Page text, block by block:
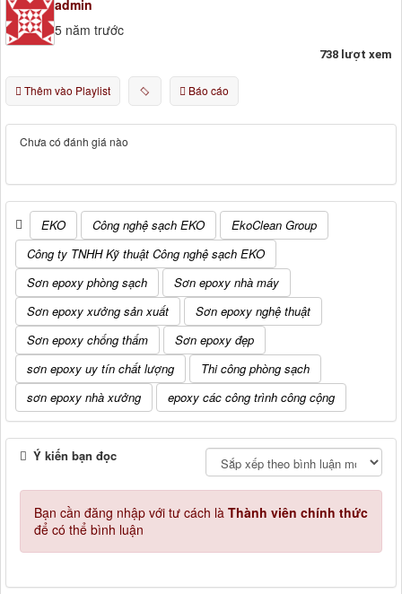
admin
5 năm trước
738 lượt xem
Thêm vào Playlist Báo cáo
Chưa có đánh giá nào
EKO Công nghệ sạch EKO
EkoClean Group
Công ty TNHH Kỹ thuật Công nghệ sạch EKO
Sơn epoxy phòng sạch
Sơn epoxy nhà máy
Sơn epoxy xưởng sản xuất
Sơn epoxy nghệ thuật
Sơn epoxy chống thấm
Sơn epoxy đẹp
sơn epoxy uy tín chất lượng
Thi công phòng sạch
sơn epoxy nhà xưởng
epoxy các công trình công cộng
Ý kiến bạn đọc
Bạn cần đăng nhập với tư cách là Thành viên chính thức
để có thể bình luận